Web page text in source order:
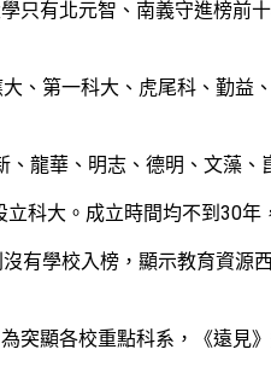
只有北元智、南義守進榜前十
、第一科大、虎尾科、勤益
、龍華、明志、德明、文藻
科大。成立時間均不到30年
有學校入榜，顯示教育資源
突顯各校重點科系，《遠見